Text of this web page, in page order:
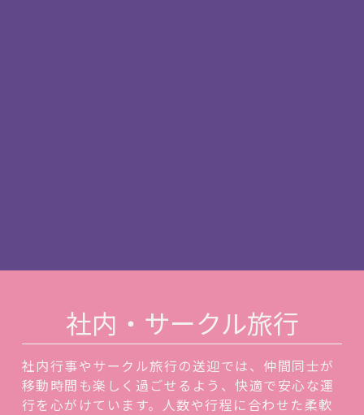
社内・サークル旅行
社内行事やサークル旅行の送迎では、仲間同士が
移動時間も楽しく過ごせるよう、快適で安心な運
行を心がけています。人数や行程に合わせた柔軟